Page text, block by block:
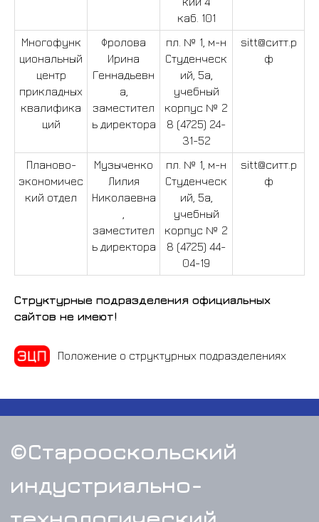
каб. 101
Многофунк
циональный
центр
прикладных
квалифика
ций
Фролова
Ирина
Геннадьевн
а,
заместител
ь директора
пл. № 1, м-н
Студенческ
ий, 5а,
учебный
корпус № 2
8 (4725) 24-
31-52
sitt@ситт.р
ф
Планово-
экономичес
кий отдел
Музыченко
Лилия
Николаевна
заместител
ь директора
пл. № 1, м-н
Студенческ
ий, 5а,
учебный
корпус № 2
8 (4725) 44-
04-19
sitt@ситт.р
ф
Структурные подразделения официальных
сайтов не имеют!
Положение о структурных подразделениях
техникум (СИТТ)
При использовании
материалов портала активная
ссылка на источник
обязательна
Телефоны:
Приёмная директора(4725)
24-55-38
Приемная комиссия
(4725)
(4725) 24-33-01
Планово-экономический
отдел
Учебный центр (4725) 24-
График работы:
Перерыв с 12:00 до 13:00
Суббота с 8:00 до 13:00